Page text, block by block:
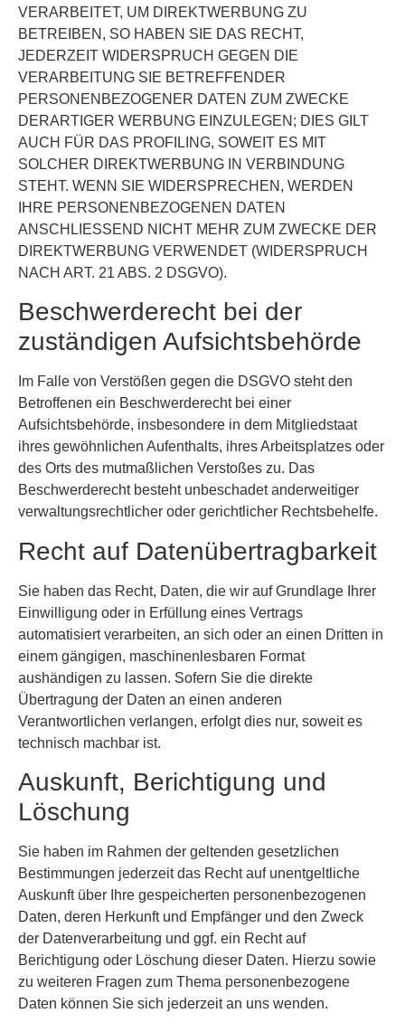
VERARBEITET, UM DIREKTWERBUNG ZU
BETREIBEN, SO HABEN SIE DAS RECHT,
JEDERZEIT WIDERSPRUCH GEGEN DIE
VERARBEITUNG SIE BETREFFENDER
PERSONENBEZOGENER DATEN ZUM ZWECKE
DERARTIGER WERBUNG EINZULEGEN; DIES GILT
AUCH FÜR DAS PROFILING, SOWEIT ES MIT
SOLCHER DIREKTWERBUNG IN VERBINDUNG
STEHT. WENN SIE WIDERSPRECHEN, WERDEN
IHRE PERSONENBEZOGENEN DATEN
ANSCHLIESSEND NICHT MEHR ZUM ZWECKE DER
DIREKTWERBUNG VERWENDET (WIDERSPRUCH
NACH ART. 21 ABS. 2 DSGVO).
Beschwerde­recht bei der
zuständigen Aufsichts­behörde
Im Falle von Verstößen gegen die DSGVO steht den
Betroffenen ein Beschwerderecht bei einer
Aufsichtsbehörde, insbesondere in dem Mitgliedstaat
ihres gewöhnlichen Aufenthalts, ihres Arbeitsplatzes oder
des Orts des mutmaßlichen Verstoßes zu. Das
Beschwerderecht besteht unbeschadet anderweitiger
verwaltungsrechtlicher oder gerichtlicher Rechtsbehelfe.
Recht auf Daten­übertrag­barkeit
Sie haben das Recht, Daten, die wir auf Grundlage Ihrer
Einwilligung oder in Erfüllung eines Vertrags
automatisiert verarbeiten, an sich oder an einen Dritten in
einem gängigen, maschinenlesbaren Format
aushändigen zu lassen. Sofern Sie die direkte
Übertragung der Daten an einen anderen
Verantwortlichen verlangen, erfolgt dies nur, soweit es
technisch machbar ist.
Auskunft, Berichtigung und
Löschung
Sie haben im Rahmen der geltenden gesetzlichen
Bestimmungen jederzeit das Recht auf unentgeltliche
Auskunft über Ihre gespeicherten personenbezogenen
Daten, deren Herkunft und Empfänger und den Zweck
der Datenverarbeitung und ggf. ein Recht auf
Berichtigung oder Löschung dieser Daten. Hierzu sowie
zu weiteren Fragen zum Thema personenbezogene
Daten können Sie sich jederzeit an uns wenden.